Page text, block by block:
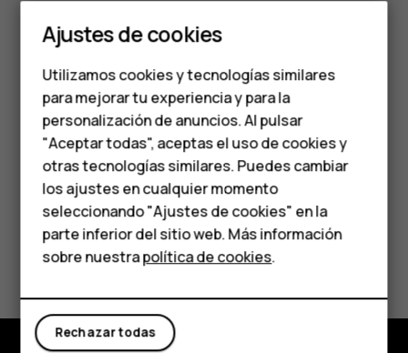
Smartphones
Teléfonos de gama
media
Teléfonos para
personas mayores
HMD Terra M
Comprar
Mi cuenta
dispositivo médico implantado.
Si tiene preguntas sobre el uso del dispositivo inalámbrico
con un dispositivo médico implantado, consulte al
proveedor de atención de salud.
¿Te ha parecido útil?
Sí No
Ajustes de cookies
Utilizamos cookies y tecnologías similares
para mejorar tu experiencia y para la
personalización de anuncios. Al pulsar
"Aceptar todas", aceptas el uso de cookies y
otras tecnologías similares. Puedes cambiar
los ajustes en cualquier momento
seleccionando "Ajustes de cookies" en la
parte inferior del sitio web. Más información
sobre nuestrapolítica de cookies.
Rechazar todas